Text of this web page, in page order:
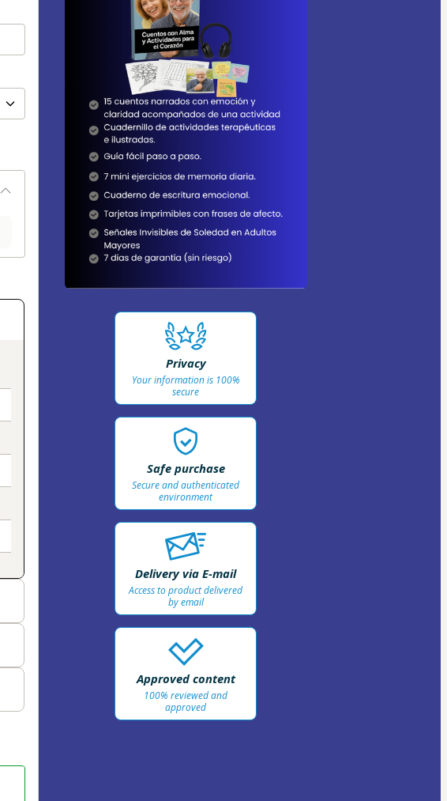
Privacy
Your information is 100%
secure
Safe purchase
Secure and authenticated
environment
Delivery via E-mail
Access to product delivered
by email
Approved content
100% reviewed and
approved